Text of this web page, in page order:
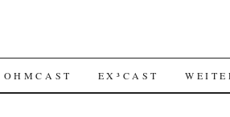
OHMCAST EX³CAST